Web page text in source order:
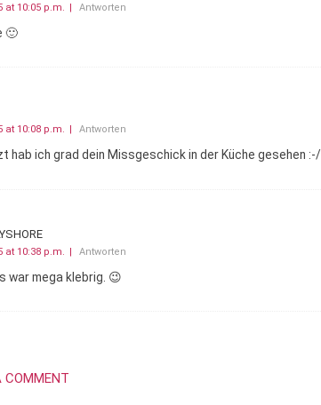
at 10:05 p.m. Antworten
🙂
at 10:08 p.m. Antworten
hab ich grad dein Missgeschick in der Küche gesehen :-/
at 10:38 p.m. Antworten
war mega klebrig. 😉
COMMENT